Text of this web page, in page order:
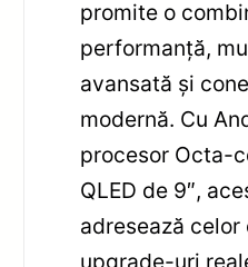
promite o
performanță,
avansată și
modernă. Cu
procesor Octa-
QLED de 9″,
adresează celor
upgrade-uri